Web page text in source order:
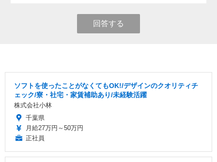
回答する
ソフトを使ったことがなくてもOK!/デザインのクオリティチ
ェック/寮・社宅・家賃補助あり/未経験活躍
株式会社小林
千葉県
月給27万円～50万円
正社員